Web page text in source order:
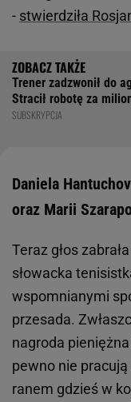
- stwierdziła
Trener zadzwonił do
Stracił robotę za
SUBSKRYPCJA
Daniela
oraz Marii
Teraz głos
słowacka
wspomnianymi
przesada.
nagroda
pewno nie
ranem gdzieś w